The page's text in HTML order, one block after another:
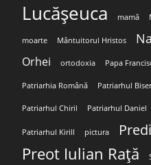
Lucășeuca mamă
moarte Mântuitorul Hristos
Orhei ortodoxia Papa
Patriarhia Română Patriarhul
Patriarhul Chiril Patriarhul Daniel
Patriarhul Kirill pictura
Preot Iulian Rață